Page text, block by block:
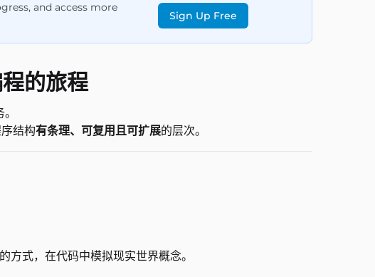
and access more
Sign Up Free
的旅程
结构有条理、可复用且可扩展的层次。
方式，在代码中模拟现实世界概念。